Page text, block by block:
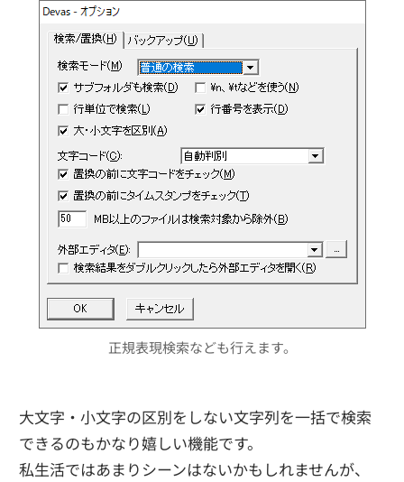
正規表現検索なども行えます。
大文字・小文字の区別をしない文字列を一括で検索
できるのもかなり嬉しい機能です。
私生活ではあまりシーンはないかもしれませんが、